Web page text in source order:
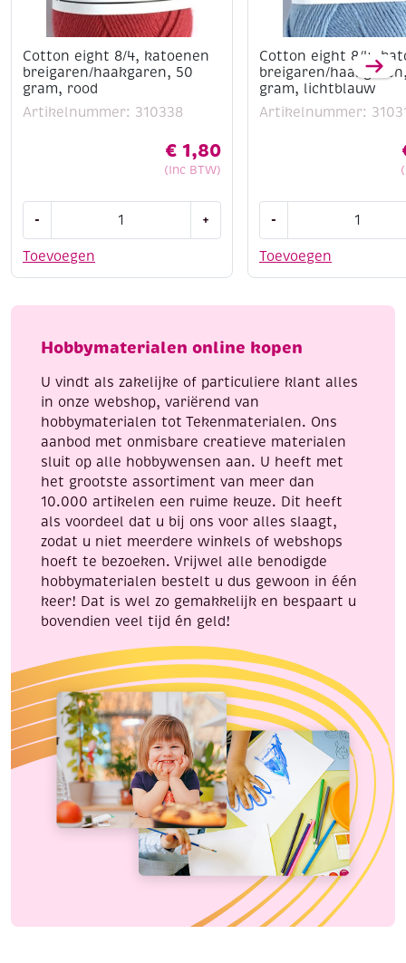
Cotton eight 8/4, katoenen
breigaren/haakgaren, 50
gram, rood
Artikelnummer: 310338
€ 1,80
(Inc BTW)
Toevoegen
-
8/4,
50
rood
+
Cotton eight 8/4,
breigaren/
gram, lichtblauw
Artikelnummer:
Toevoegen
-
8/4,
50
lichtblauw
Hobbymaterialen online kopen
U vindt als zakelijke of particuliere klant alles
in onze webshop, variërend van
hobbymaterialen tot Tekenmaterialen. Ons
aanbod met onmisbare creatieve materialen
sluit op alle hobbywensen aan. U heeft met
het grootste assortiment van meer dan
10.000 artikelen een ruime keuze. Dit heeft
als voordeel dat u bij ons voor alles slaagt,
zodat u niet meerdere winkels of webshops
hoeft te bezoeken. Vrijwel alle benodigde
hobbymaterialen bestelt u dus gewoon in één
keer! Dat is wel zo gemakkelijk en bespaart u
bovendien veel tijd én geld!